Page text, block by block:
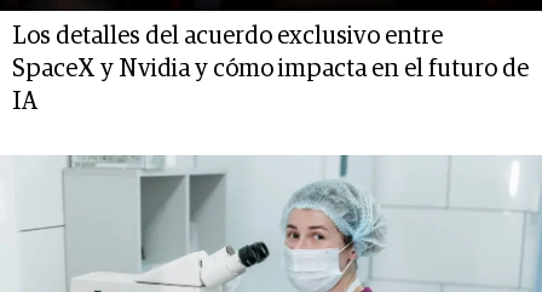
Los detalles del acuerdo exclusivo entre
SpaceX y Nvidia y cómo impacta en el futuro de
IA